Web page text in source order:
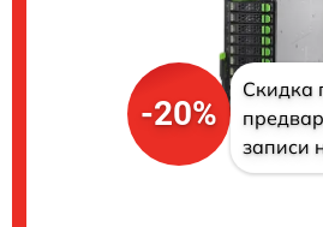
-20%
Скидка
записи